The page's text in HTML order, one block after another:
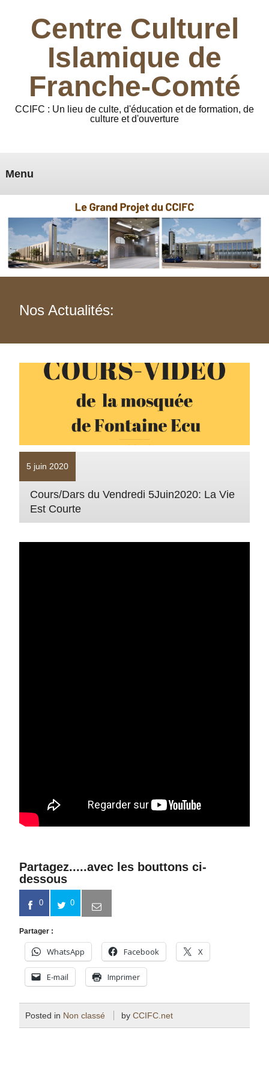
Centre Culturel
Islamique de
Franche-Comté
CCIFC : Un lieu de culte, d'éducation et de formation, de
culture et d'ouverture
Menu
Nos Actualités:
5 juin 2020
Cours/Dars du Vendredi 5Juin2020: La Vie
Est Courte
Partagez.....avec les bouttons ci-
dessous
0 0
Partager :
WhatsApp Facebook X
E-mail Imprimer
Posted in Non classé by CCIFC.net